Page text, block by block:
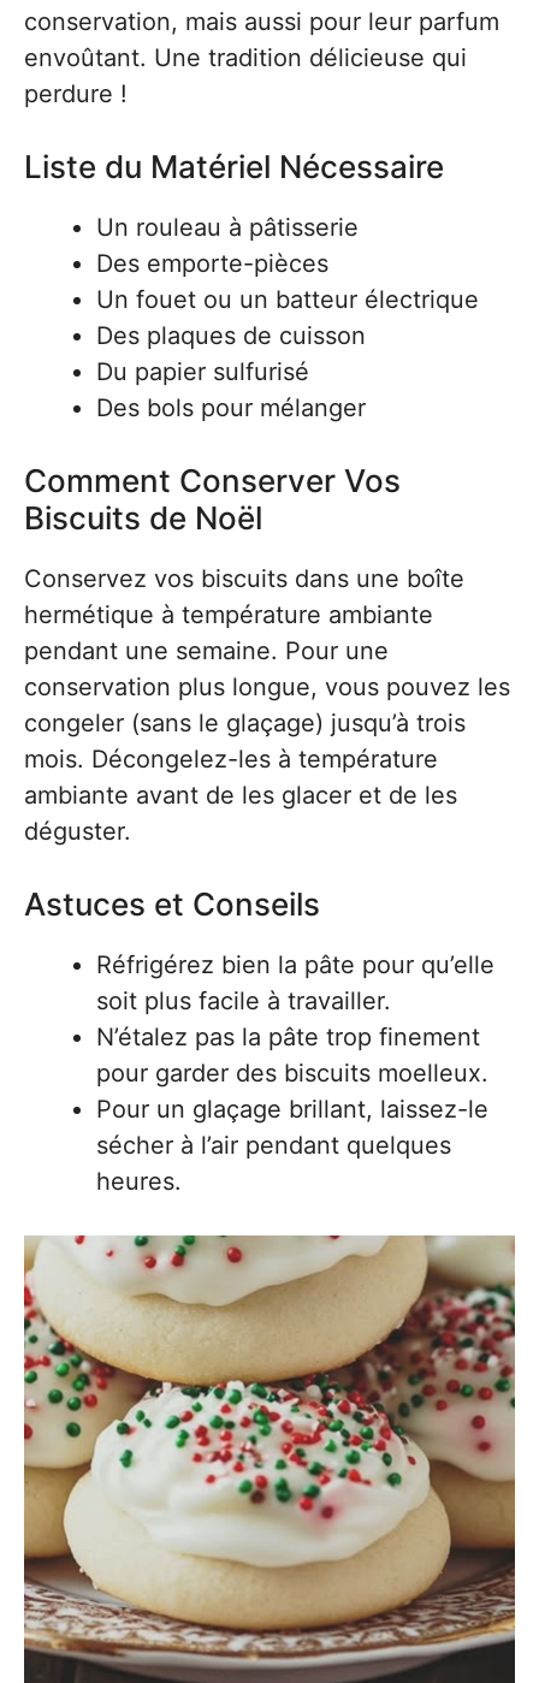
conservation, mais aussi pour leur parfum
envoûtant. Une tradition délicieuse qui
perdure !
Liste du Matériel Nécessaire
Un rouleau à pâtisserie
Des emporte-pièces
Un fouet ou un batteur électrique
Des plaques de cuisson
Du papier sulfurisé
Des bols pour mélanger
Comment Conserver Vos
Biscuits de Noël
Conservez vos biscuits dans une boîte
hermétique à température ambiante
pendant une semaine. Pour une
conservation plus longue, vous pouvez les
congeler (sans le glaçage) jusqu’à trois
mois. Décongelez-les à température
ambiante avant de les glacer et de les
déguster.
Astuces et Conseils
Réfrigérez bien la pâte pour qu’elle
soit plus facile à travailler.
N’étalez pas la pâte trop finement
pour garder des biscuits moelleux.
Pour un glaçage brillant, laissez-le
sécher à l’air pendant quelques
heures.